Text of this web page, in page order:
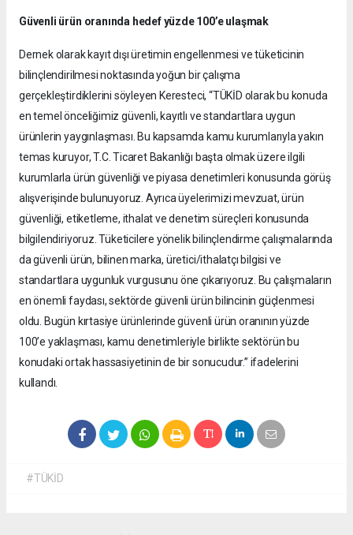
Güvenli ürün oranında hedef yüzde 100’e ulaşmak
Dernek olarak kayıt dışı üretimin engellenmesi ve tüketicinin
bilinçlendirilmesi noktasında yoğun bir çalışma
gerçekleştirdiklerini söyleyen Keresteci, “TÜKİD olarak bu konuda
en temel önceliğimiz güvenli, kayıtlı ve standartlara uygun
ürünlerin yaygınlaşması. Bu kapsamda kamu kurumlarıyla yakın
temas kuruyor, T.C. Ticaret Bakanlığı başta olmak üzere ilgili
kurumlarla ürün güvenliği ve piyasa denetimleri konusunda görüş
alışverişinde bulunuyoruz. Ayrıca üyelerimizi mevzuat, ürün
güvenliği, etiketleme, ithalat ve denetim süreçleri konusunda
bilgilendiriyoruz. Tüketicilere yönelik bilinçlendirme çalışmalarında
da güvenli ürün, bilinen marka, üretici/ithalatçı bilgisi ve
standartlara uygunluk vurgusunu öne çıkarıyoruz. Bu çalışmaların
en önemli faydası, sektörde güvenli ürün bilincinin güçlenmesi
oldu. Bugün kırtasiye ürünlerinde güvenli ürün oranının yüzde
100’e yaklaşması, kamu denetimleriyle birlikte sektörün bu
konudaki ortak hassasiyetinin de bir sonucudur.” ifadelerini
kullandı.
#TÜKİD